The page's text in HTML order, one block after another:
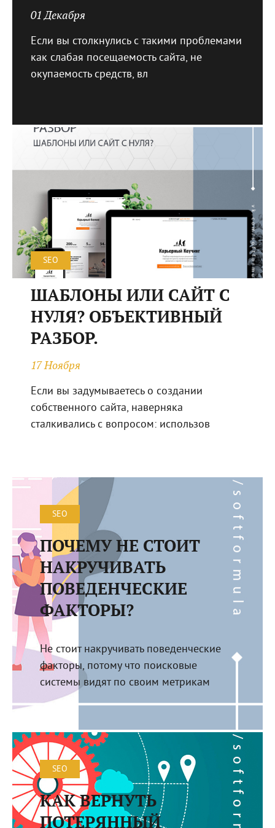
01 Декабря
Если вы столкнулись с такими проблемами
как слабая посещаемость сайта, не
окупаемость средств, вл
SEO
ШАБЛОНЫ ИЛИ САЙТ С
НУЛЯ? ОБЪЕКТИВНЫЙ
РАЗБОР.
17 Ноября
Если вы задумываетесь о создании
собственного сайта, наверняка
сталкивались с вопросом: использов
SEO
ПОЧЕМУ НЕ СТОИТ
НАКРУЧИВАТЬ
ПОВЕДЕНЧЕСКИЕ
ФАКТОРЫ?
Не стоит накручивать поведенческие
факторы, потому что поисковые
системы видят по своим метрикам
SEO
КАК ВЕРНУТЬ
ПОТЕРЯННЫЙ